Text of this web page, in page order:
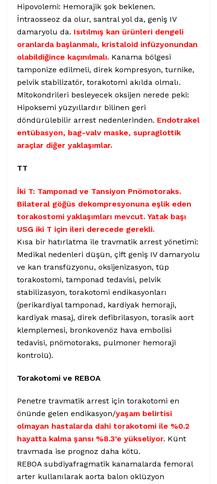
Hipovolemi: Hemorajik şok beklenen.
İntraosseoz da olur, santral yol da, geniş IV
damaryolu da. Isıtılmış kan ürünleri dengeli
oranlarda başlanmalı, kristaloid infüzyonundan
olabildiğince kaçınılmalı. Kanama bölgesi
tamponize edilmeli, direk kompresyon, turnike,
pelvik stabilizatör, torakotomi akılda olmalı.
Mitokondrileri besleyecek oksijen nerede peki:
Hipoksemi yüzyıllardır bilinen geri
döndürülebilir arrest nedenlerinden. Endotrakel
entübasyon, bag-valv maske, supraglottik
araçlar diğer yaklaşımlar.
TT
İki T: Tamponad ve Tansiyon Pnömotoraks.
Bilateral göğüs dekompresyonuna eşlik eden
torakostomi yaklaşımları mevcut. Yatak başı
USG iki T için ileri derecede gerekli.
Kısa bir hatırlatma ile travmatik arrest yönetimi:
Medikal nedenleri düşün, çift geniş IV damaryolu
ve kan transfüzyonu, oksijenizasyon, tüp
torakostomi, tamponad tedavisi, pelvik
stabilizasyon, torakotomi endikasyonları
(perikardiyal tamponad, kardiyak hemoraji,
kardiyak masaj, direk defibrilasyon, torasik aort
klemplemesi, bronkovenöz hava embolisi
tedavisi, pnömotoraks, pulmoner hemoraji
kontrolü).
Torakotomi ve REBOA
Penetre travmatik arrest için torakotomi en
önünde gelen endikasyon/yaşam belirtisi
olmayan hastalarda dahi torakotomi ile %0.2
hayatta kalma şansı %8.3’e yükseliyor. Künt
travmada ise prognoz daha kötü.
REBOA subdiyafragmatik kanamalarda femoral
arter kullanılarak aorta balon oklüzyon